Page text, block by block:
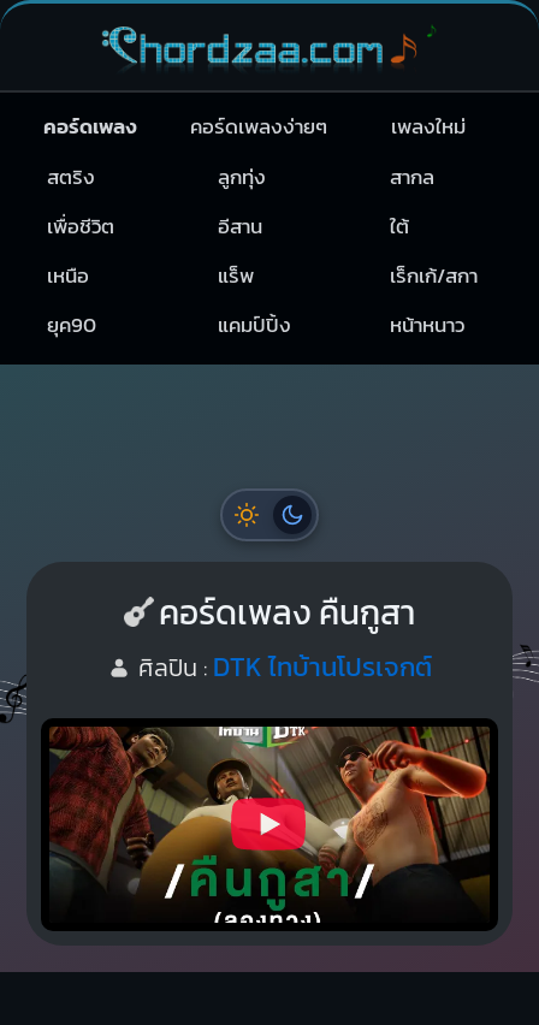
คอร์ดเพลง คอร์ดเพลงง่ายๆ
เพลงใหม่
สตริง
ลูกทุ่ง
สากล
เพื่อชีวิต
อีสาน
ใต้
เหนือ
แร็พ
เร็กเก้/สกา
ยุค90
แคมป์ปิ้ง หน้าหนาว
คอร์ดเพลง คืนกูสา
ศิลปิน : DTK ไทบ้านโปรเจกต์